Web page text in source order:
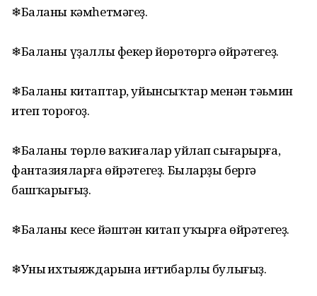
❄Баланы кәмһетмәгеҙ.
❄Баланы үҙаллы фекер йөрөтөргә өйрәтегеҙ.
❄Баланы китаптар, уйынсыҡтар менән тәьмин
итеп тороғоҙ.
❄Баланы төрлө ваҡиғалар уйлап сығарырға,
фантазияларға өйрәтегеҙ. Быларҙы бергә
башҡарығыҙ.
❄Баланы кесе йәштән китап уҡырға өйрәтегеҙ.
❄Уның ихтыяждарына иғтибарлы булығыҙ.